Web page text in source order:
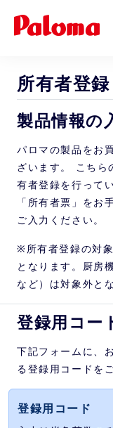
所有者登録
製品情報の
パロマの製品をお
ざいます。 こちら
有者登録を行って
「所有者票」をお
ご入力ください。
※所有者登録の対
となります。厨房
など）は対象外と
登録用コー
下記フォームに、
る登録用コードを
登録用コード